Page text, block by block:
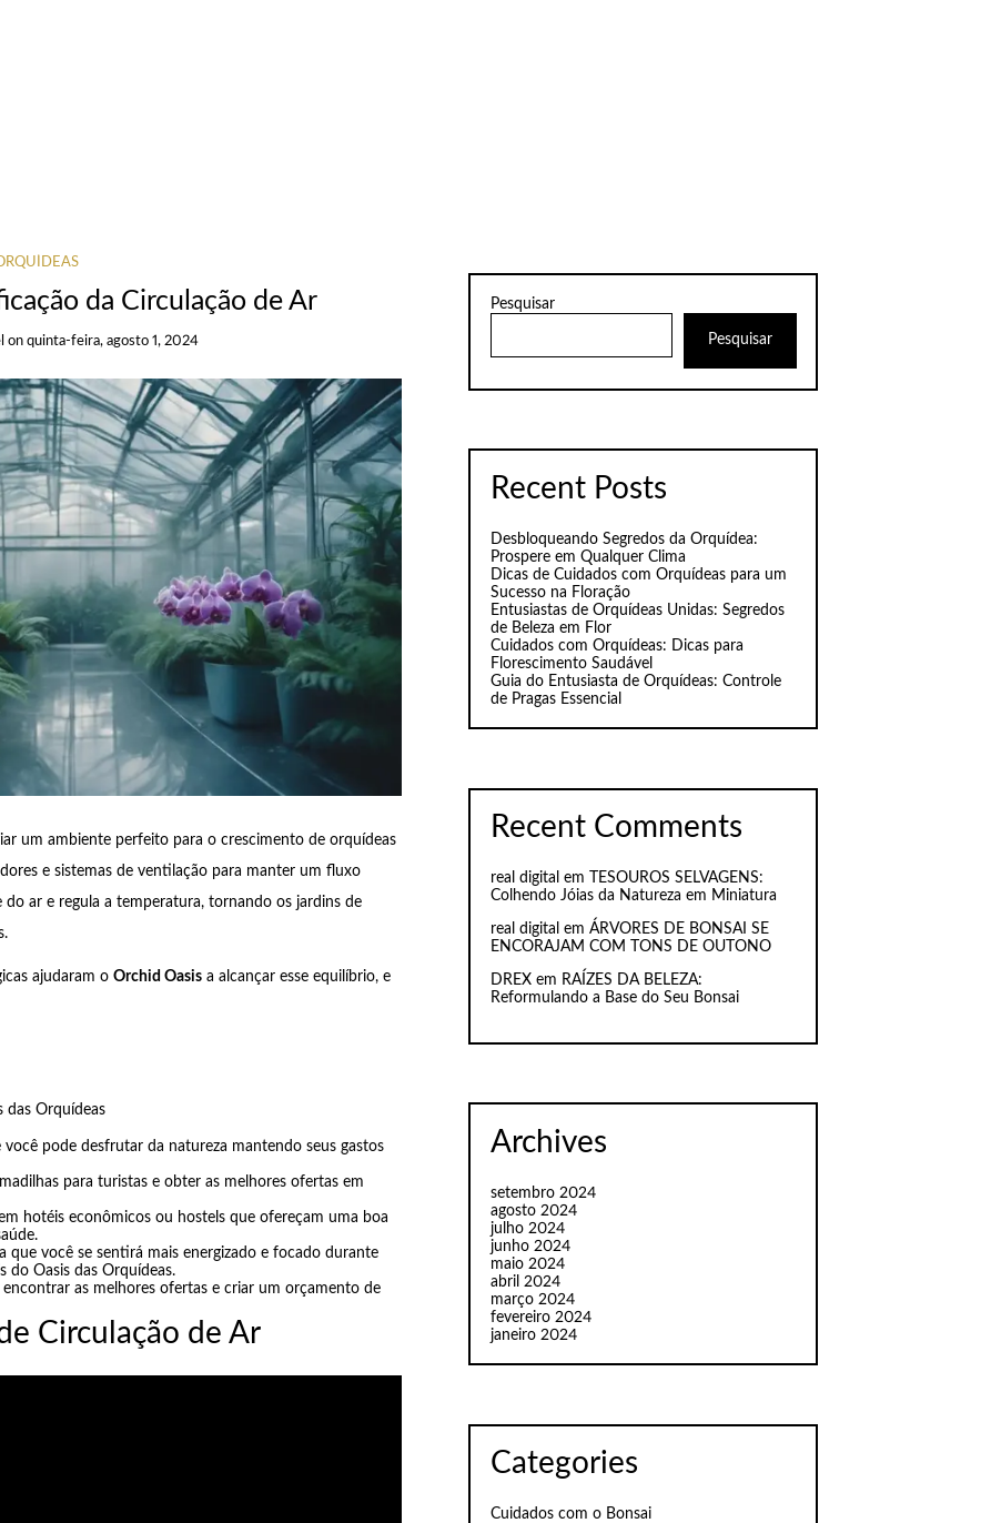
da Circulação de Ar
on quinta-feira, agosto 1, 2024
um ambiente perfeito para o crescimento de orquídeas
e sistemas de ventilação para manter um fluxo
ar e regula a temperatura, tornando os jardins de
ajudaram o Orchid Oasisa alcançar esse equilíbrio, e
das Orquídeas
pode desfrutar da natureza mantendo seus gastos
para turistas e obter as melhores ofertas em
hotéis econômicos ou hostels que ofereçam uma boa
que você se sentirá mais energizado e focado durante
do Oasis das Orquídeas.
encontrar as melhores ofertas e criar um orçamento de
Circulação de Ar
Pesquisar
Pesquisar
Recent Posts
Desbloqueando Segredos da Orquídea:
Prospere em Qualquer Clima
Dicas de Cuidados com Orquídeas para um
Sucesso na Floração
Entusiastas de Orquídeas Unidas: Segredos
de Beleza em Flor
Cuidados com Orquídeas: Dicas para
Florescimento Saudável
Guia do Entusiasta de Orquídeas: Controle
de Pragas Essencial
Recent Comments
real digital em
TESOUROS SELVAGENS:
Colhendo Jóias da Natureza em Miniatura
real digital em ÁRVORES DE BONSAI SE
ENCORAJAM COM TONS DE OUTONO
DREXem RAÍZES DA BELEZA:
Reformulando a Base do Seu Bonsai
Archives
setembro 2024
agosto 2024
julho 2024
junho 2024
maio 2024
abril 2024
março 2024
fevereiro 2024
janeiro 2024
Categories
Cuidados com o Bonsai